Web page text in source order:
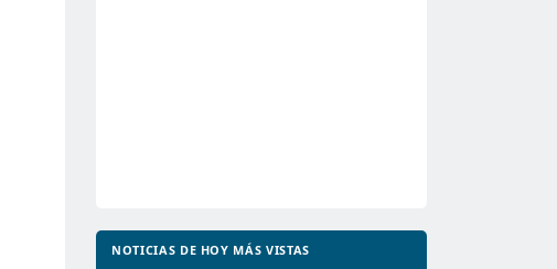
NOTICIAS DE HOY MÁS VISTAS